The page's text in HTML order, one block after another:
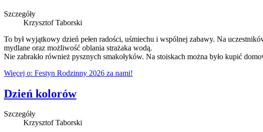
Szczegóły
Krzysztof Taborski
To był wyjątkowy dzień pełen radości, uśmiechu i wspólnej zabawy. Na
mydlane oraz możliwość oblania strażaka wodą.
Nie zabrakło również pysznych smakołyków. Na stoiskach można było kupić
Więcej o: Festyn Rodzinny 2026 za nami!
Dzień kolorów
Szczegóły
Krzysztof Taborski